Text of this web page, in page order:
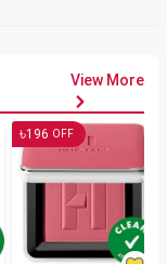
View More
৳196 OFF